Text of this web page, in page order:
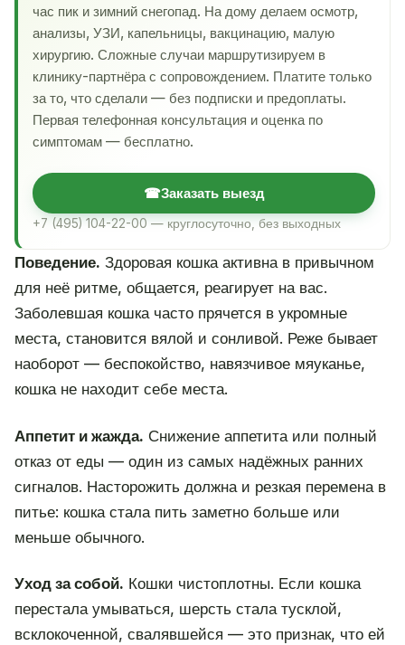
час пик и зимний снегопад. На дому делаем осмотр,
анализы, УЗИ, капельницы, вакцинацию, малую
хирургию. Сложные случаи маршрутизируем в
клинику-партнёра с сопровождением. Платите только
за то, что сделали — без подписки и предоплаты.
Первая телефонная консультация и оценка по
симптомам — бесплатно.
☎Заказать выезд
+7 (495) 104-22-00 — круглосуточно, без выходных
Поведение. Здоровая кошка активна в привычном
для неё ритме, общается, реагирует на вас.
Заболевшая кошка часто прячется в укромные
места, становится вялой и сонливой. Реже бывает
наоборот — беспокойство, навязчивое мяуканье,
кошка не находит себе места.
Аппетит и жажда. Снижение аппетита или полный
отказ от еды — один из самых надёжных ранних
сигналов. Насторожить должна и резкая перемена в
питье: кошка стала пить заметно больше или
меньше обычного.
Уход за собой. Кошки чистоплотны. Если кошка
перестала умываться, шерсть стала тусклой,
всклокоченной, свалявшейся — это признак, что ей